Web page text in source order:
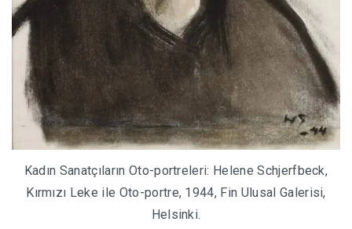
Kadın Sanatçıların Oto-portreleri: Helene Schjerfbeck,
Kırmızı Leke ile Oto-portre, 1944, Fin Ulusal Galerisi,
Helsinki.